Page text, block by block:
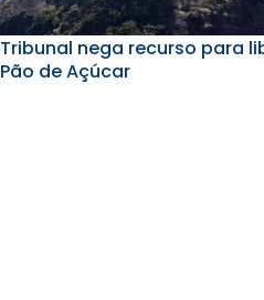
Tribunal nega recurso para
Pão de Açúcar